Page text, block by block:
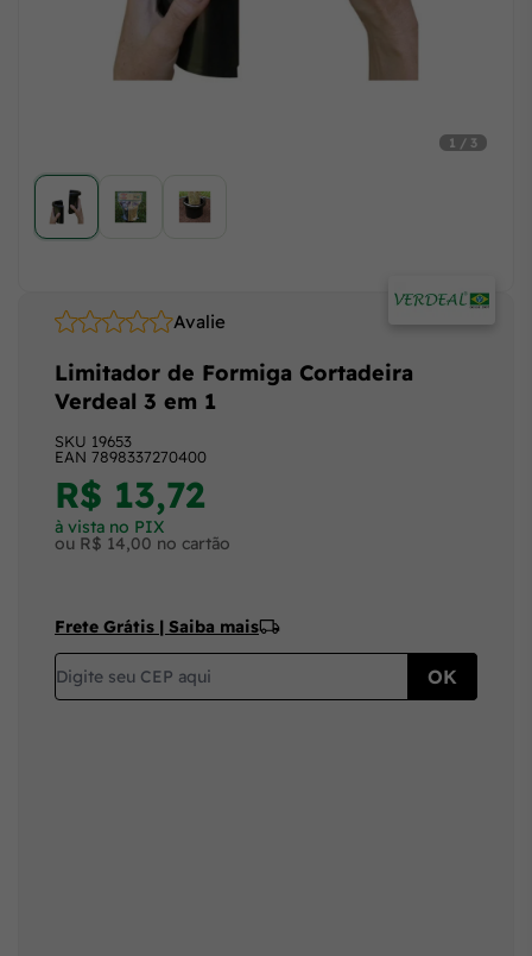
1 / 3
Avalie
SKU 19653
EAN 7898337270400
Limitador de Formiga Cortadeira
Verdeal 3 em 1
R$ 13,72
à vista no PIX
ou R$ 14,00 no cartão
Frete Grátis | Saiba mais